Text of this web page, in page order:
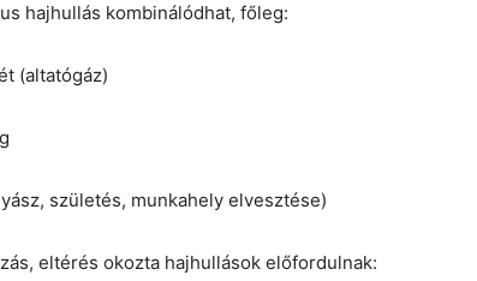
hajhullás kombinálódhat, főleg:
(altatógáz)
születés, munkahely elvesztése)
eltérés okozta hajhullások előfordulnak: